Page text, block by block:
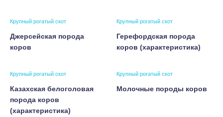
Крупный рогатый скот
Джерсейская порода
коров
Крупный рогатый скот
Герефордская порода
коров (характеристика)
Крупный рогатый скот
Казахская белоголовая
порода коров
(характеристика)
Крупный рогатый скот
Молочные породы коров